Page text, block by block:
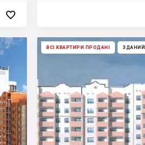

ВСІ КВАРТИРИ ПРОДАНІ ЗДАНИЙ